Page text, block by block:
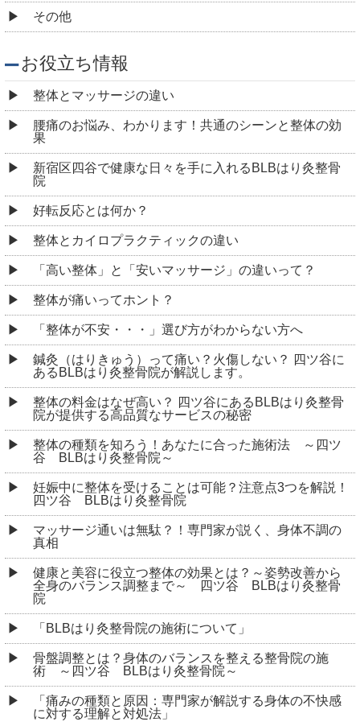
その他
お役立ち情報
整体とマッサージの違い
腰痛のお悩み、わかります！共通のシーンと整体の効
果
新宿区四谷で健康な日々を手に入れるBLBはり灸整骨
院
好転反応とは何か？
整体とカイロプラクティックの違い
「高い整体」と「安いマッサージ」の違いって？
整体が痛いってホント？
「整体が不安・・・」選び方がわからない方へ
鍼灸（はりきゅう）って痛い？火傷しない？ 四ツ谷に
あるBLBはり灸整骨院が解説します。
整体の料金はなぜ高い？ 四ツ谷にあるBLBはり灸整骨
院が提供する高品質なサービスの秘密
整体の種類を知ろう！あなたに合った施術法 ～四ツ
谷 BLBはり灸整骨院～
妊娠中に整体を受けることは可能？注意点3つを解説！
四ツ谷 BLBはり灸整骨院
マッサージ通いは無駄？！専門家が説く、身体不調の
真相
健康と美容に役立つ整体の効果とは？～姿勢改善から
全身のバランス調整まで～ 四ツ谷 BLBはり灸整骨
院
「BLBはり灸整骨院の施術について」
骨盤調整とは？身体のバランスを整える整骨院の施
術 ～四ツ谷 BLBはり灸整骨院～
「痛みの種類と原因：専門家が解説する身体の不快感
に対する理解と対処法」